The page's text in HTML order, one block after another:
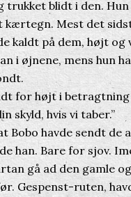
blidt i den. Hun
Mest det
kaldt på dem, højt
i øjnene, mens hun
for højt i
skyld, hvis vi taber.”
havde sendt de
han. Bare for sjov.
gå ad den gamle
Gespenst-ruten,